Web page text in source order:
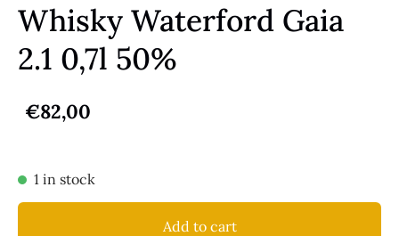
Whisky Waterford Gaia
2.1 0,7l 50%
€82,00
1 in stock
Add to cart